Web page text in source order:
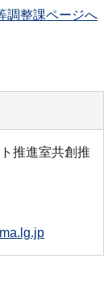
調整課ページへ
推進室共創推